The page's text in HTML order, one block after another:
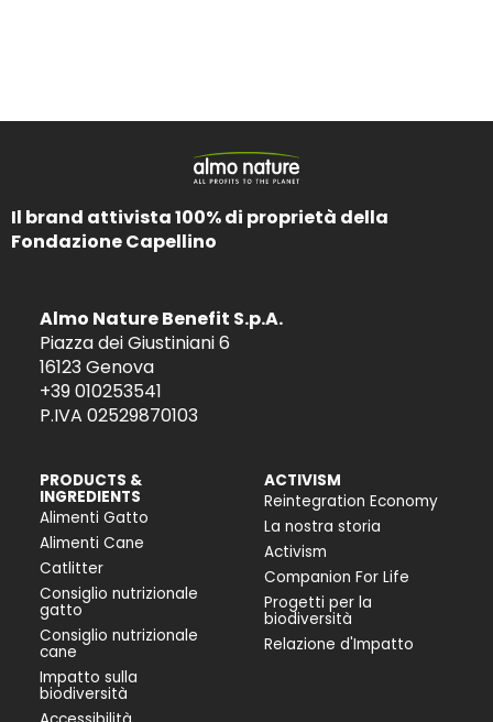
Il brand attivista 100% di proprietà della
Fondazione Capellino
Almo Nature Benefit S.p.A.
Piazza dei Giustiniani 6
16123 Genova
+39 010253541
P.IVA 02529870103
PRODUCTS &
INGREDIENTS
Alimenti Gatto
Alimenti Cane
Catlitter
Consiglio nutrizionale
gatto
Consiglio nutrizionale
cane
Impatto sulla
biodiversità
ACTIVISM
Reintegration Economy
La nostra storia
Activism
Companion For Life
Progetti per la
biodiversità
Relazione d'Impatto